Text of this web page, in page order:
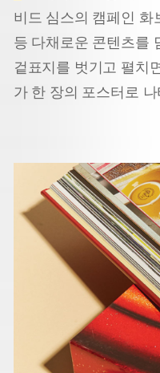
비드 심스의 캠페인 화
등 다채로운 콘텐츠를
겉표지를 벗기고 펼치
가 한 장의 포스터로